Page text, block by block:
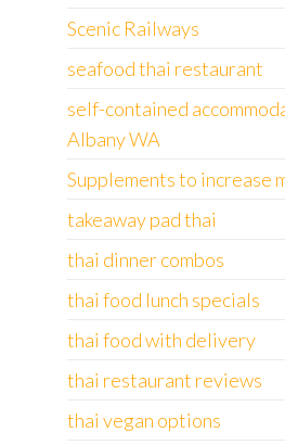
Scenic Railways
seafood thai restaurant
self-contained
Albany WA
Supplements to increase
takeaway pad thai
thai dinner combos
thai food lunch specials
thai food with delivery
thai restaurant reviews
thai vegan options